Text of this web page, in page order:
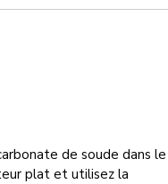
de soude dans le
plat et utilisez la